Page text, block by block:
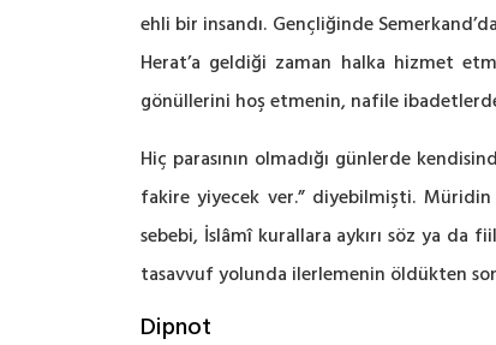
ehli bir insandı. Gençliğinde
Herat’a geldiği zaman halka hizmet
gönüllerini hoş etmenin, nafile
Hiç parasının olmadığı günlerde
fakire yiyecek ver.” diyebilmişti.
sebebi, İslâmî kurallara aykırı söz ya da
tasavvuf yolunda ilerlemenin öldükten
Dipnot